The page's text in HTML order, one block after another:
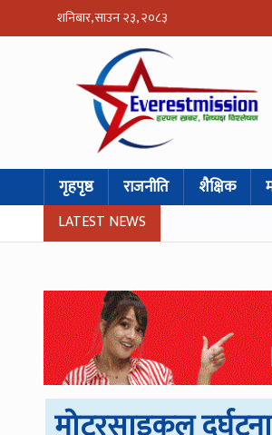
शनिबार, साउन २३, २०८३
गृहपृष्ठ राजनीति शैक्षिक
LATEST NEWS